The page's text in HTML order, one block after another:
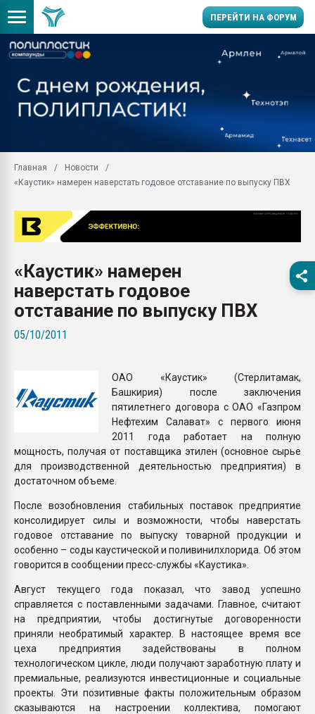
ПЕРЕЙТИ НА ФОРУМ
заводу пластмасс"
28.07.2026
28.07.2026
ситуацией на
ПЕРЕЙТИ НА
Главная
Новости
«Каустик» намерен наверстать годовое отставание по выпуску ПВХ
«Каустик» намерен
наверстать годовое
отставание по выпуску ПВХ
05/10/2011
ОАО «Каустик» (Стерлитамак,
Башкирия) после заключения
пятилетнего договора с ОАО «Газпром
Нефтехим Салават» с первого июня
2011 года работает на полную
мощность, получая от поставщика этилен (основное сырье
для производственной деятельностью предприятия) в
достаточном объеме.
После возобновления стабильных поставок предприятие
консолидирует силы и возможности, чтобы наверстать
годовое отставание по выпуску товарной продукции и
особенно – соды каустической и поливинилхлорида. Об этом
говорится в сообщении пресс-службы «Каустика».
Август текущего года показал, что завод успешно
справляется с поставленными задачами. Главное, считают
на предприятии, чтобы достигнутые договоренности
приняли необратимый характер. В настоящее время все
цеха предприятия задействованы в полном
технологическом цикле, люди получают заработную плату и
премиальные, реализуются инвестиционные и социальные
проекты. Эти позитивные факты положительным образом
сказываются на настроении коллектива, помогают